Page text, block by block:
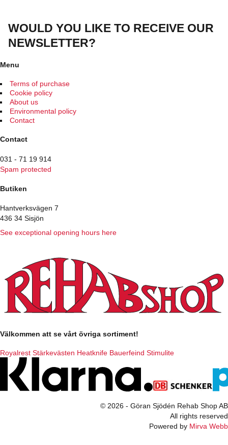
variants.
The
options
on
page
WOULD YOU LIKE TO RECEIVE OUR
NEWSLETTER?
Menu
Terms of purchase
Cookie policy
About us
Environmental policy
Contact
Contact
031 - 71 19 914
Spam protected
Butiken
Hantverksvägen 7
436 34 Sisjön
See exceptional opening hours here
Välkommen att se vårt övriga sortiment!
Royalrest Stärkevästen Heatknife Bauerfeind Stimulite
© 2026 - Göran Sjödén Rehab Shop AB
All rights reserved
Powered by Mirva Webb